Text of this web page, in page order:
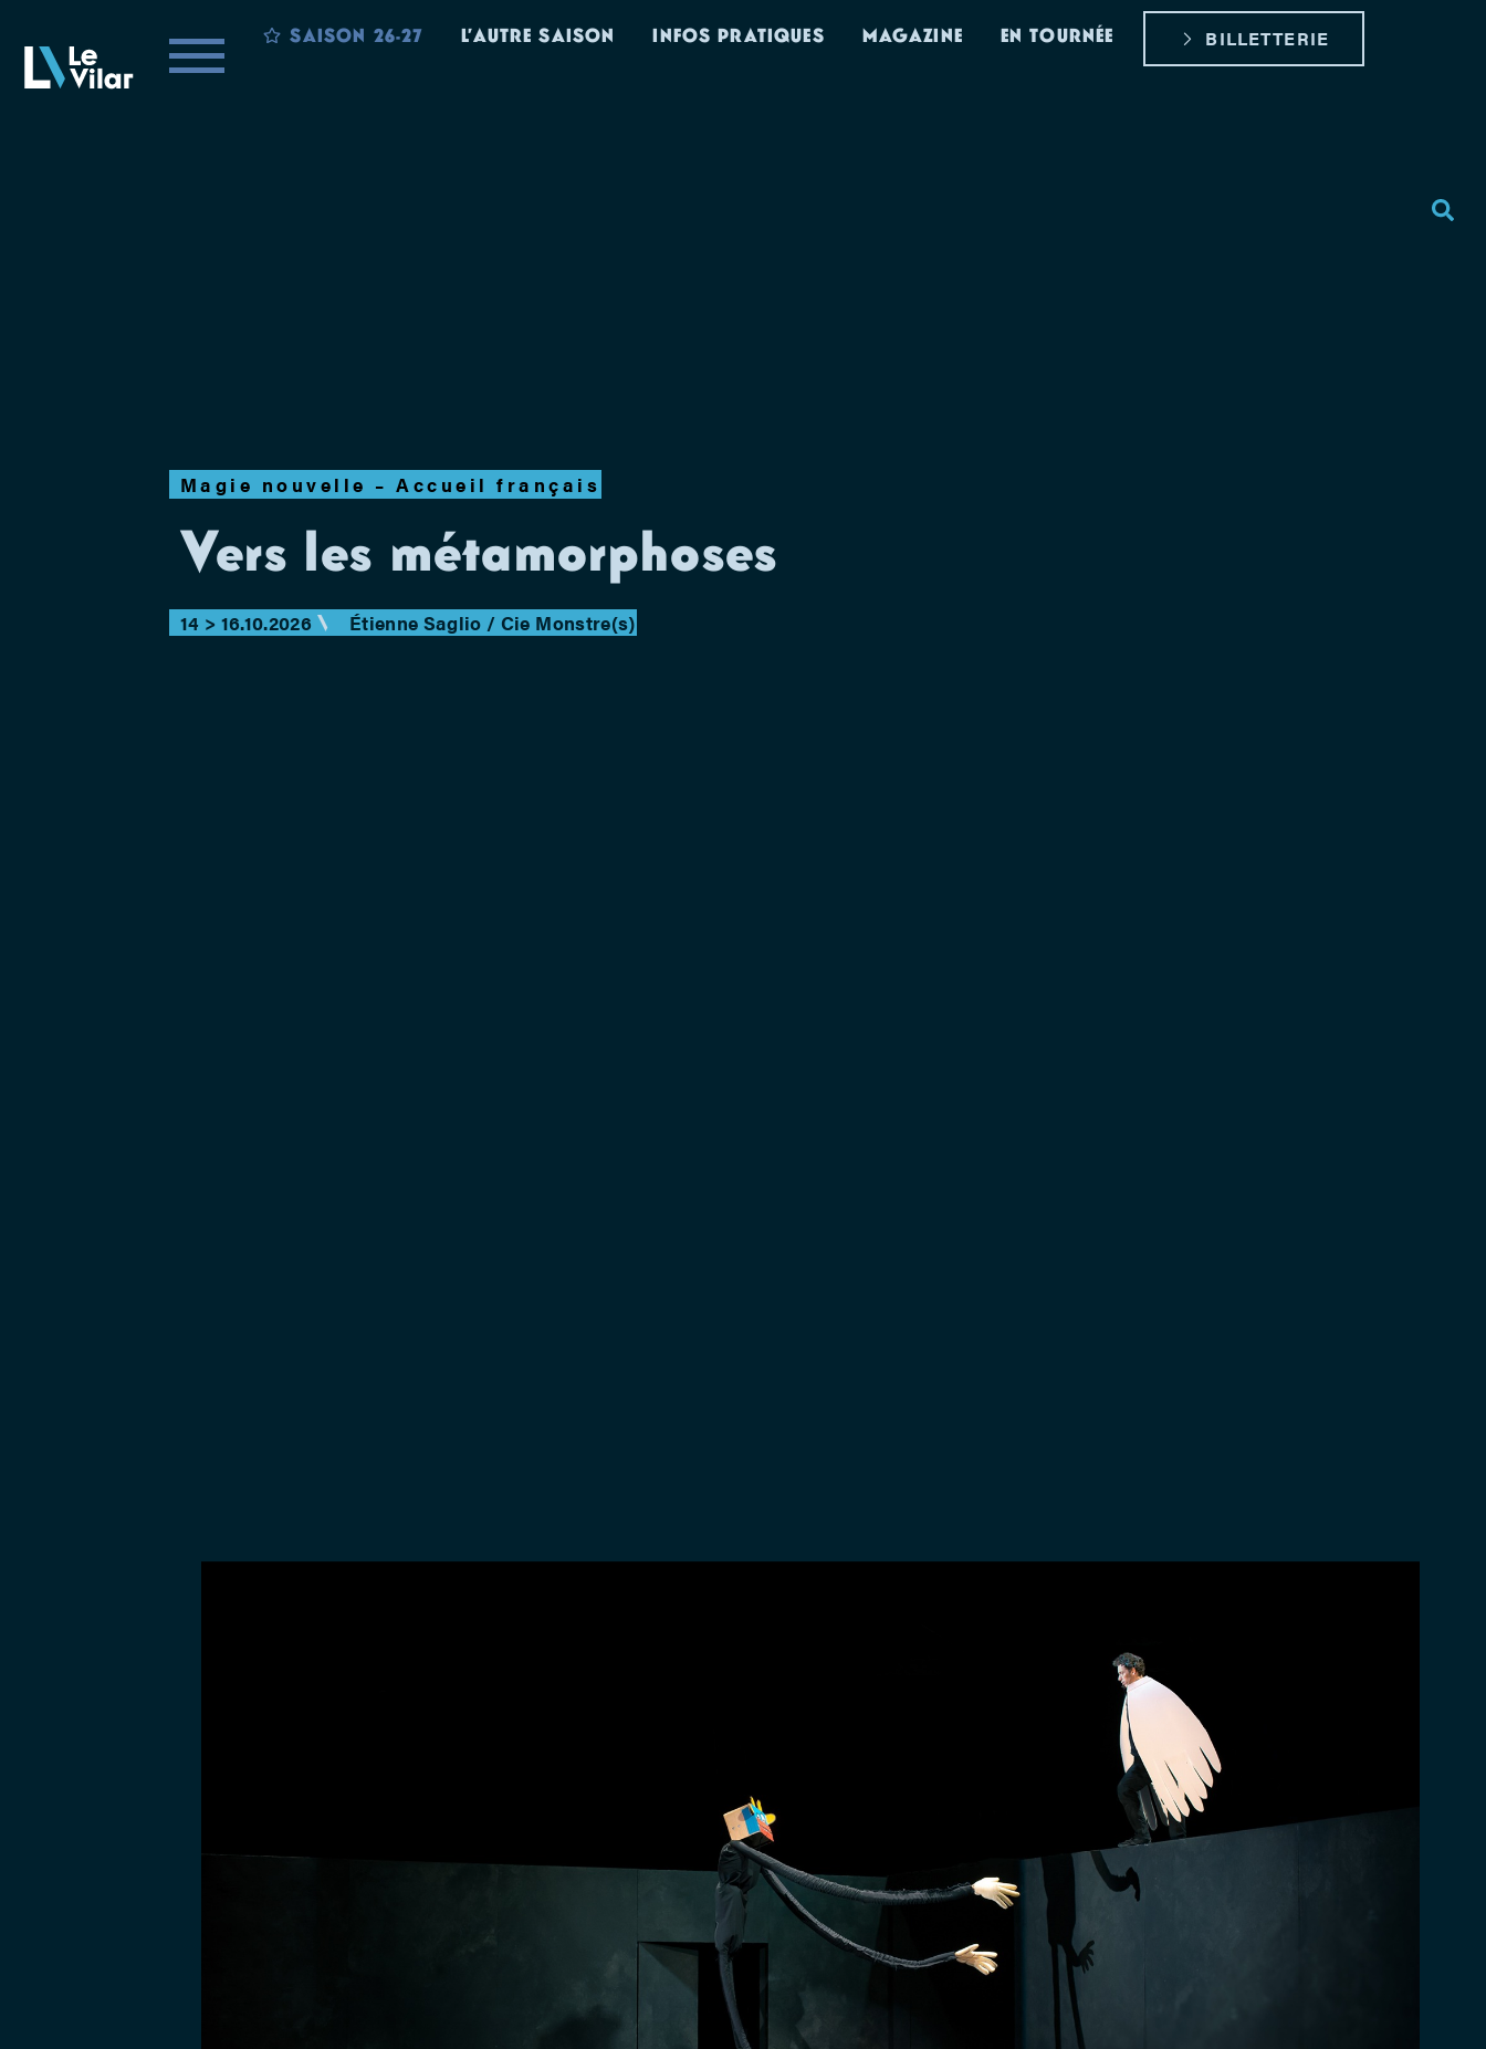
SAISON 26-27 L’AUTRE SAISON INFOS PRATIQUES MAGAZINE EN TOURNÉE BILLETTERIE
Magie nouvelle – Accueil français
Vers les métamorphoses
14 > 16.10.2026 Étienne Saglio / Cie Monstre(s)